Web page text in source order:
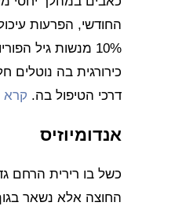
10% מנשות גיל הפוריות עשויה לסבול מכך. הגילוי של
כירורגית בה
דרכי הטיפול בה. קרא
אנדומיוזיס
כשל בו רירית הרחם
החוצה אלא נשאר